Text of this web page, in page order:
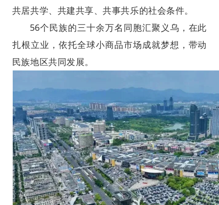
共居共学、共建共享、共事共乐的社会条件。
56个民族的三十余万名同胞汇聚义乌，在此
扎根立业，依托全球小商品市场成就梦想，带动
民族地区共同发展。